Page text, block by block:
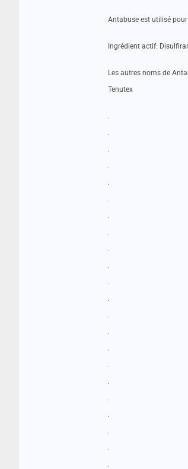
Antabuse est utilisé
Ingrédient actif:
Les autres noms de
Tenutex
.
.
.
.
.
.
.
.
.
.
.
.
.
.
.
.
.
.
.
.
.
.